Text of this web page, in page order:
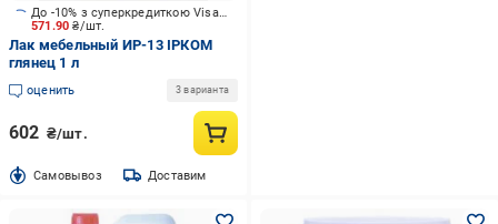
571.90₴/шт.
До -10% з суперкредиткою Visa Вигода
Лак мебельный ИР-13 ІРКОМ
глянец 1 л
оценить 3 варианта
602 ₴/шт.
Cамовывоз Доставим